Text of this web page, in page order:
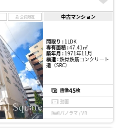
会員限定 中古マンション
間取り :1LDK
専有面積 :47.41㎡
築年月 :1971年11月
構造 :鉄骨鉄筋コンクリート
造（SRC）
画像45枚
動画
パノラマ / VR